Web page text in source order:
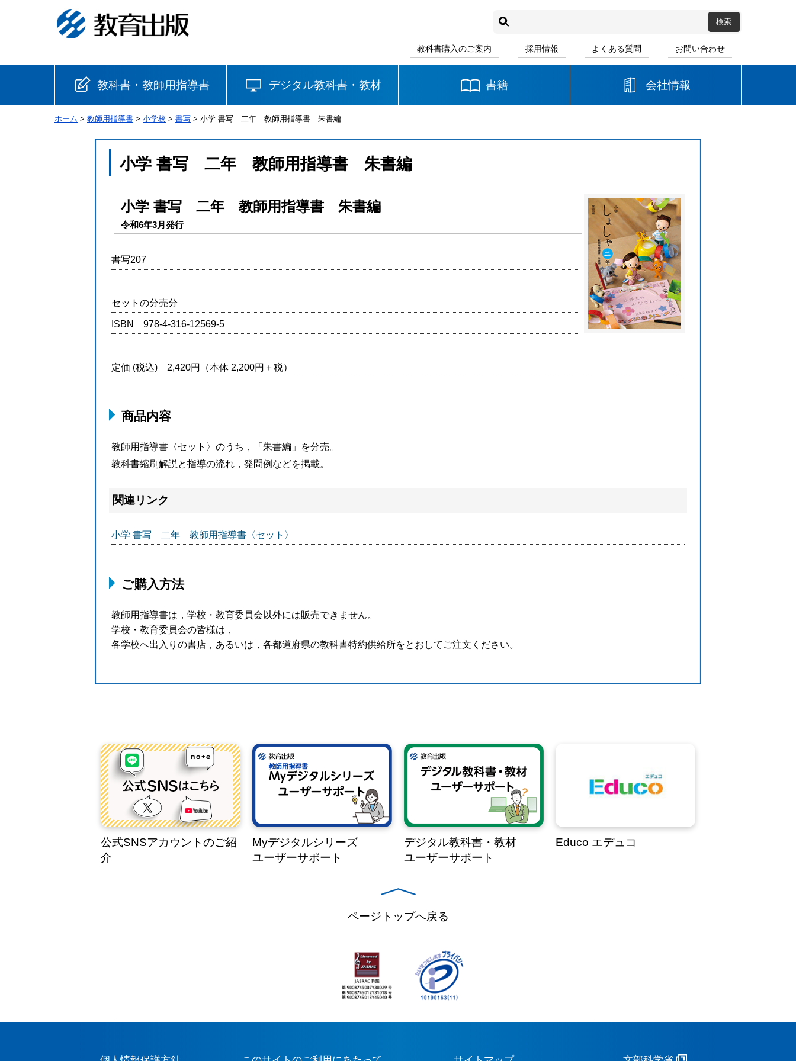
教科書購入のご案内 採用情報 よくある質問 お問い合わせ
教科書・教師用指導書
小学校
書写 社会
英語 道徳
中学校
国語 書写
デジタル教科書・教材 書籍 会社情報
ホーム > 教師用指導書 > 小学校 > 書写 > 小学 書写 二年 教師用指導書 朱書編
小学 書写 二年 教師用指導書 朱書編
小学 書写 二年 教師用指導書 朱書編
令和6年3月発行
書写207
セットの分売分
ISBN 978-4-316-12569-5
定価 (税込) 2,420円（本体 2,200円＋税）
商品内容
教師用指導書〈セット〉のうち，「朱書編」を分売。
教科書縮刷解説と指導の流れ，発問例などを掲載。
関連リンク
小学 書写 二年 教師用指導書〈セット〉
ご購入方法
教師用指導書は，学校・教育委員会以外には販売できません。
学校・教育委員会の皆様は，
各学校へ出入りの書店，あるいは，各都道府県の教科書特約供給所をとおしてご注文ください。
公式SNSアカウントのご紹
介
Myデジタルシリーズ
ユーザーサポート
デジタル教科書・教材
ユーザーサポート
Educo エデュコ
ページトップへ戻る